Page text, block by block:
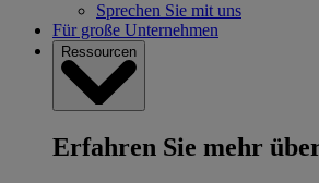
Sprechen Sie mit uns
Für große Unternehmen
Ressourcen
Erfahren Sie mehr